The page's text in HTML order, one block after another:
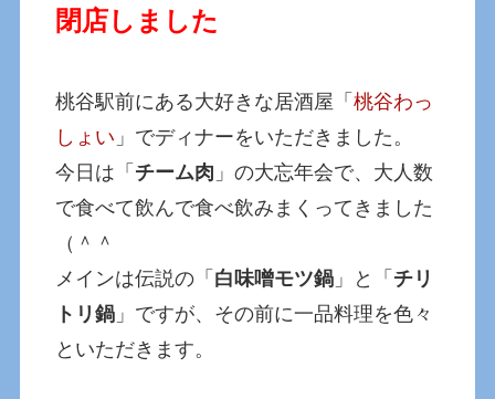
閉店しました
桃谷駅前にある大好きな居酒屋「桃谷わっ
しょい 」でディナーをいただきました。
今日は「 チーム肉 」の大忘年会で、大人数
で食べて飲んで食べ飲みまくってきました
（＾＾
メインは伝説の「 白味噌モツ鍋 」と「 チリ
トリ鍋 」ですが、その前に一品料理を色々
といただきます。